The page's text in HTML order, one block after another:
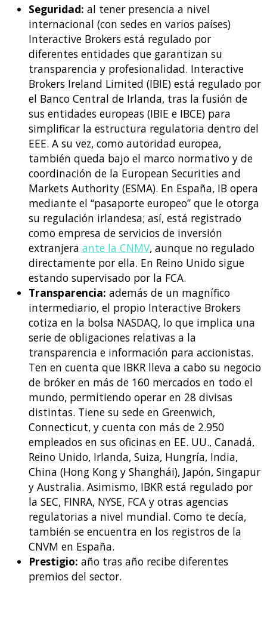
Seguridad: al tener presencia a nivel
internacional (con sedes en varios países)
Interactive Brokers está regulado por
diferentes entidades que garantizan su
transparencia y profesionalidad. Interactive
Brokers Ireland Limited (IBIE) está regulado por
el Banco Central de Irlanda, tras la fusión de
sus entidades europeas (IBIE e IBCE) para
simplificar la estructura regulatoria dentro del
EEE. A su vez, como autoridad europea,
también queda bajo el marco normativo y de
coordinación de la European Securities and
Markets Authority (ESMA). En España, IB opera
mediante el “pasaporte europeo” que le otorga
su regulación irlandesa; así, está registrado
como empresa de servicios de inversión
extranjera ante la CNMV, aunque no regulado
directamente por ella. En Reino Unido sigue
estando supervisado por la FCA.
Transparencia: además de un magnífico
intermediario, el propio Interactive Brokers
cotiza en la bolsa NASDAQ, lo que implica una
serie de obligaciones relativas a la
transparencia e información para accionistas.
Ten en cuenta que IBKR lleva a cabo su negocio
de bróker en más de 160 mercados en todo el
mundo, permitiendo operar en 28 divisas
distintas. Tiene su sede en Greenwich,
Connecticut, y cuenta con más de 2.950
empleados en sus oficinas en EE. UU., Canadá,
Reino Unido, Irlanda, Suiza, Hungría, India,
China (Hong Kong y Shanghái), Japón, Singapur
y Australia. Asimismo, IBKR está regulado por
la SEC, FINRA, NYSE, FCA y otras agencias
regulatorias a nivel mundial. Como te decía,
también se encuentra en los registros de la
CNVM en España.
Prestigio: año tras año recibe diferentes
premios del sector.